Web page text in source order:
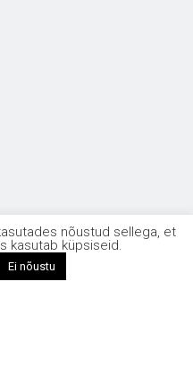
nõustud sellega, et
kasutab küpsiseid.
Ei nõustu